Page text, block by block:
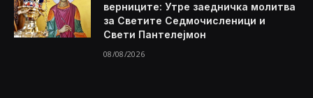
верниците: Утре заедничка молитва
за Светите Седмочисленици и
Свети Пантелејмон
08/08/2026